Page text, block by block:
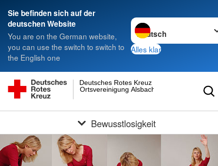
Sie befinden sich auf der
deutschen Website
You are on the German website,
you can use the switch to switch to
the English one
Sprache wechseln zu
Alles klar
Ortsvereinigung Alsbach
Deutsches Rotes Kreuz
Bewusstlosigkeit